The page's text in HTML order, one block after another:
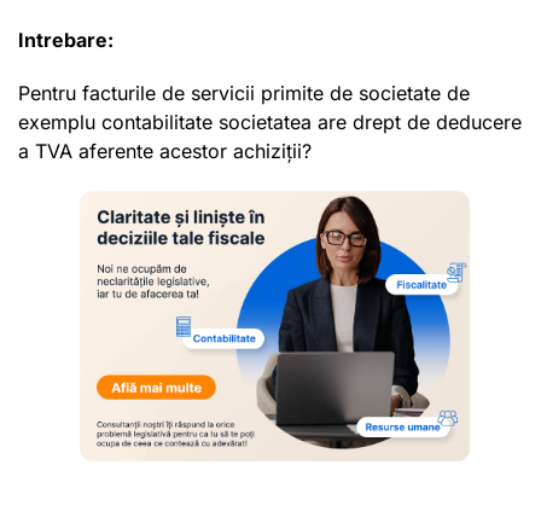
Intrebare:
Pentru facturile de servicii primite de societate de
exemplu contabilitate societatea are drept de deducere
a TVA aferente acestor achiziții?